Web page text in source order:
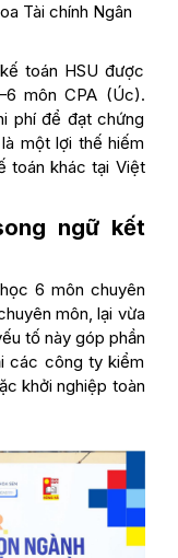
Tài chính Ngân
toán HSU được
môn CPA (Úc).
phí để đạt chứng
một lợi thế hiếm
toán khác tại Việt
ngữ kết
6 môn chuyên
môn, lại vừa
tố này góp phần
các công ty kiểm
khởi nghiệp toàn